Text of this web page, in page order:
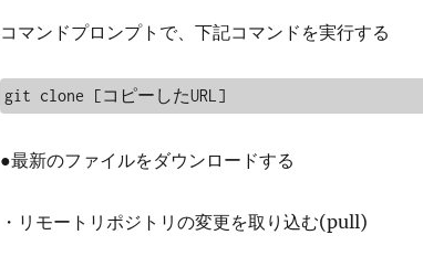
コマンドプロンプトで、下記コマンドを実行する
git clone [コピーしたURL]
●最新のファイルをダウンロードする
・リモートリポジトリの変更を取り込む(pull)